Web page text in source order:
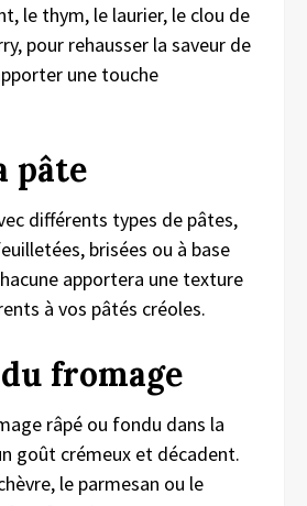
le thym, le laurier, le clou de
pour rehausser la saveur de
une touche
pâte
différents types de pâtes,
brisées ou à base
apportera une texture
à vos pâtés créoles.
fromage
râpé ou fondu dans la
goût crémeux et décadent.
le parmesan ou le